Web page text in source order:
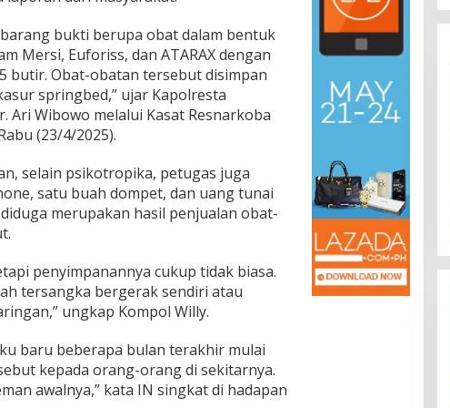
bukti berupa obat dalam bentuk
Mersi, Euforiss, dan ATARAX dengan
butir. Obat-obatan tersebut disimpan
springbed,” ujar Kapolresta
Ari Wibowo melalui Kasat Resnarkoba
(23/4/2025).
selain psikotropika, petugas juga
satu buah dompet, dan uang tunai
merupakan hasil penjualan obat-
penyimpanannya cukup tidak biasa.
tersangka bergerak sendiri atau
ungkap Kompol Willy.
baru beberapa bulan terakhir mulai
kepada orang-orang di sekitarnya.
awalnya,” kata IN singkat di hadapan
Bumiayu–
Telan Korban,
Pohon di
Ekonomi, Hukum & Kriminal, Info
Politik,
Pemekaran Brebes Selatan,
Pembentukan Pansus DPRD
Jateng Jadi Tahap Berikutnya
In Berita, Daerah, Ekonomi, Info Desa, Nasional,
Politik, Sosial, Trending
04/07/2026